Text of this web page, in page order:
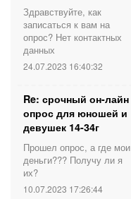
Здравствуйте, как
записаться к вам на
опрос? Нет контактных
данных
24.07.2023 16:40:32
Re: срочный он-лайн
опрос для юношей и
девушек 14-34г
Прошел опрос, а где мои
деньги??? Получу ли я
их?
10.07.2023 17:26:44